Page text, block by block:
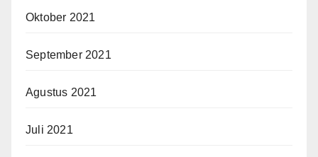
Oktober 2021
September 2021
Agustus 2021
Juli 2021